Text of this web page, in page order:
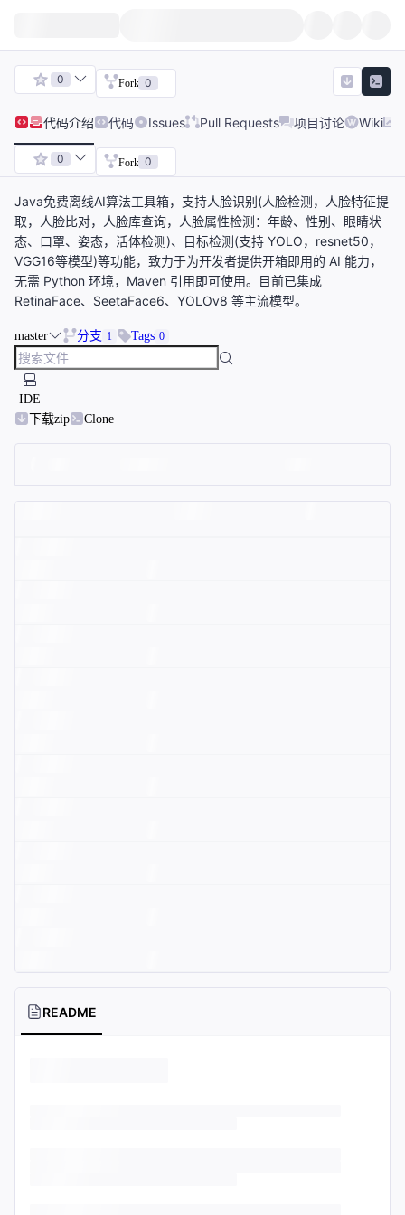
0 Fork 0
代码介绍 代码 Issues Pull Requests 项目讨论 Wiki
0 Fork 0
Java免费离线AI算法工具箱，支持人脸识别(人脸检测，人脸特征提
取，人脸比对，人脸库查询，人脸属性检测：年龄、性别、眼睛状
态、口罩、姿态，活体检测)、目标检测(支持 YOLO，resnet50，
VGG16等模型)等功能，致力于为开发者提供开箱即用的 AI 能力，
无需 Python 环境，Maven 引用即可使用。目前已集成
RetinaFace、SeetaFace6、YOLOv8 等主流模型。
master 分支 1 Tags 0
IDE
下载zip
Clone
README